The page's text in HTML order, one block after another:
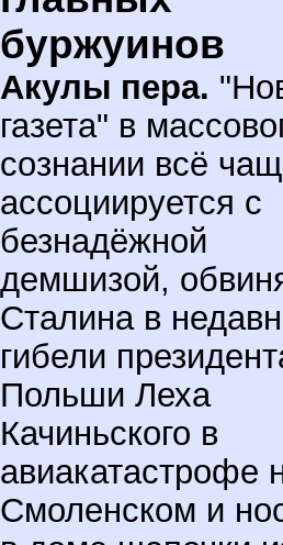
буржуинов
Акулы пера.
газета" в
сознании всё
ассоциируется с
безнадёжной
демшизой,
Сталина в
гибели
Польши Леха
Качиньского в
авиакатастрофе
Смоленском и